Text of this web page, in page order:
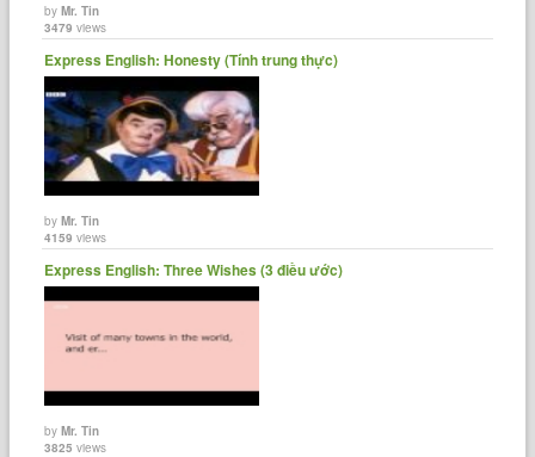
byMr. Tin
3479 views
Express English: Honesty (Tính trung thực)
byMr. Tin
4159 views
Express English: Three Wishes (3 điều ước)
byMr. Tin
3825 views